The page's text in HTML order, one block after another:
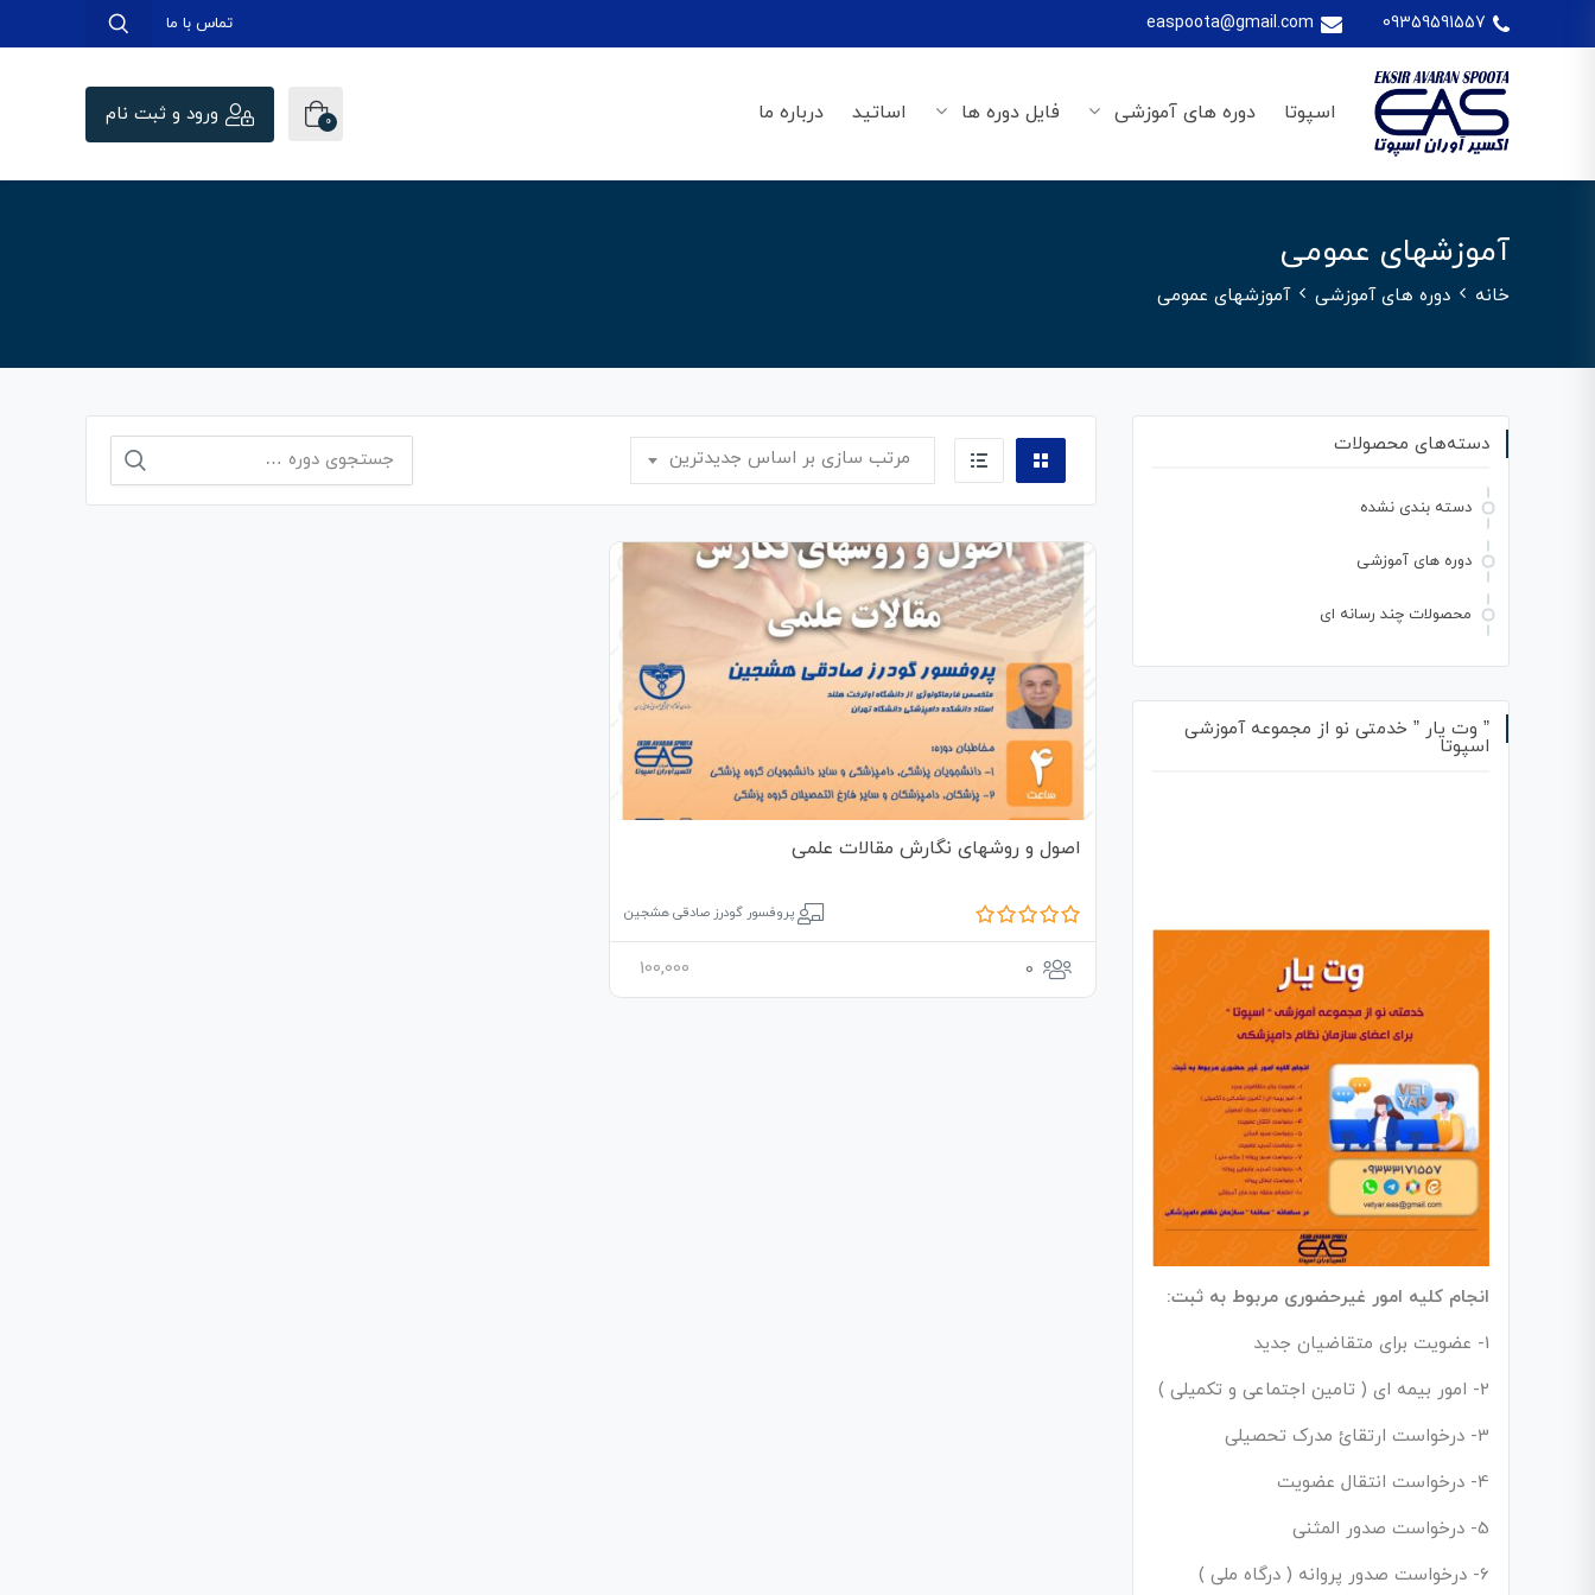
09359591557
easpoota@gmail.com تماس با ما
اسپوتا دوره های آموزشی فایل دوره ها اساتید درباره ما 0 ورود و ثبت نام
آموزشهای عمومی
خانه دوره های آموزشی آموزشهای عمومی
مرتب سازی بر اساس جدیدترین
برای:
اصول و روشهای نگارش مقالات علمی
پروفسور گودرز صادقی هشجین
0
100,000
دسته‌های محصولات
دسته بندی نشده
دوره های آموزشی
محصولات چند رسانه ای
” وت یار ” خدمتی نو از مجموعه آموزشی
اسپوتا
انجام کلیه امور غیرحضوری مربوط به ثبت:
1- عضویت برای متقاضیان جدید
2- امور بیمه ای ( تامین اجتماعی و تکمیلی )
3- درخواست ارتقائ مدرک تحصیلی
4- درخواست انتقال عضویت
5- درخواست صدور المثنی
6- درخواست صدور پروانه ( درگاه ملی )